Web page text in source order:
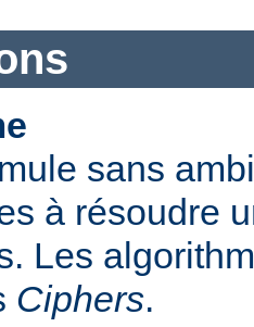
sans
à résoudre
Les
Ciphers.